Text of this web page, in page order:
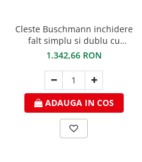
Cleste Buschmann inchidere
falt simplu si dublu cu
protectie de plastic
1.342,66 RON
ADAUGA IN COS